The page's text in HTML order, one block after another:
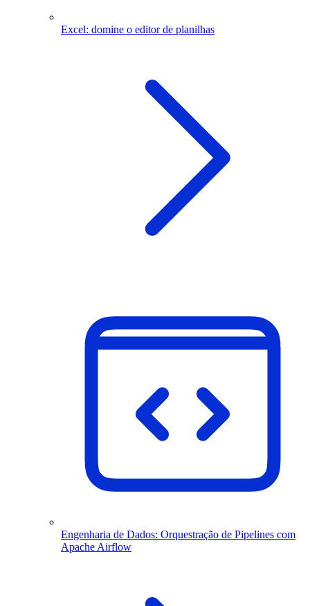
Excel: domine o editor de planilhas
Engenharia de Dados: Orquestração de Pipelines com
Apache Airflow